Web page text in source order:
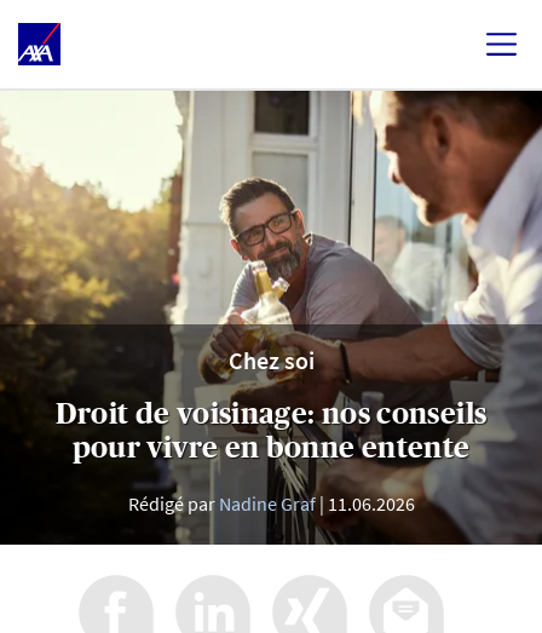
Chez soi
Droit de voisinage: nos conseils
pour vivre en bonne entente
Rédigé par Nadine Graf 11.06.2026